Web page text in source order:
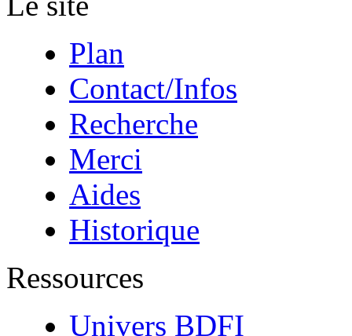
Plan
Contact/Infos
Recherche
Merci
Aides
Historique
Ressources
Univers BDFI